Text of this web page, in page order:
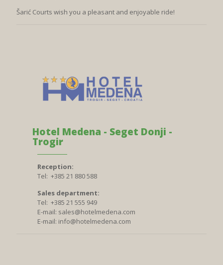
Šarić Courts wish you a pleasant and enjoyable ride!
Hotel Medena - Seget Donji -
Trogir
Reception:
Tel: +385 21 880 588
Sales department:
Tel: +385 21 555 949
E-mail: sales@hotelmedena.com
E-mail: info@hotelmedena.com